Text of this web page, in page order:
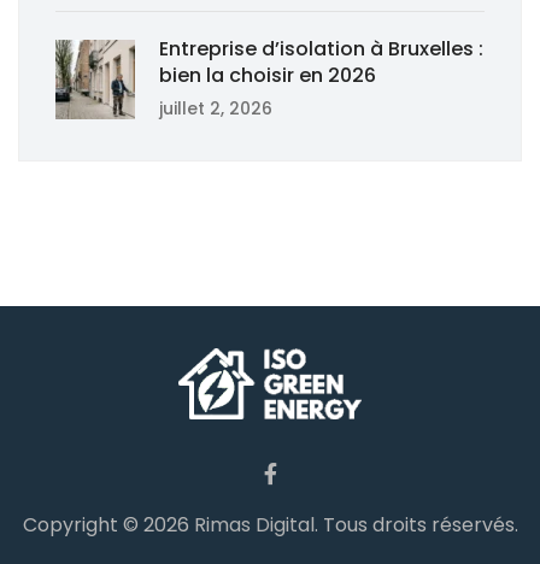
Entreprise d’isolation à Bruxelles :
bien la choisir en 2026
juillet 2, 2026
Copyright © 2026 Rimas Digital. Tous droits réservés.